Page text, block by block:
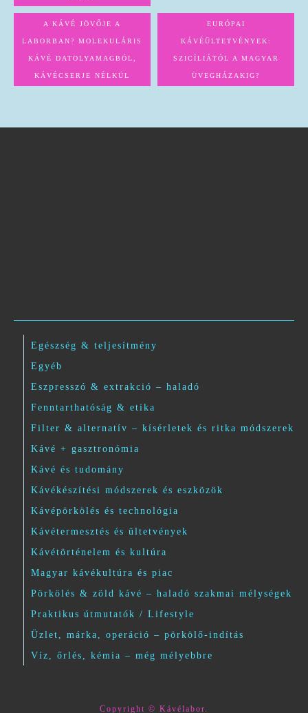
A KÁVÉ JÖVŐJE A
LABORBAN? MOLEKULÁRIS
KÁVÉ DATOLYAMAGBÓL,
KÁVÉCSERJE NÉLKÜL
EURÓPAI
KÁVÉÜLTETVÉNYEK:
SZICÍLIÁTÓL A MAGYAR
ÜVEGHÁZAKIG?
Egészség & teljesítmény
Egyéb
Eszpresszó & extrakció – haladó
Fenntarthatóság & etika
Filter & alternatív – kísérletek és ritka módszerek
Kávé + gasztronómia
Kávé és tudomány
Kávékészítési módszerek és eszközök
Kávépörkölés és technológia
Kávétermesztés és ültetvények
Kávétörténelem és kultúra
Magyar kávékultúra és piac
Pörkölés & zöld kávé – haladó szakmai mélységek
Praktikus útmutatók / Lifestyle
Üzlet, márka, operáció – pörkölő-indítás
Víz, őrlés, kémia – még mélyebbre
Copyright © Kávélabor.